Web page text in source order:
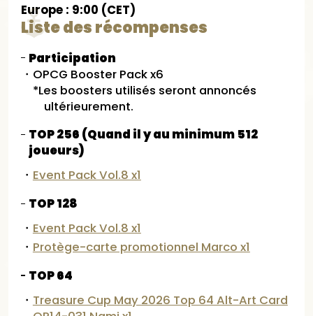
Europe : 9:00 (CET)
Liste des récompenses
Participation
・OPCG Booster Pack x6
*Les boosters utilisés seront annoncés
ultérieurement.
TOP 256 (Quand il y au minimum 512
joueurs)
・ Event Pack Vol.8 x1
TOP 128
・ Event Pack Vol.8 x1
・ Protège-carte promotionnel Marco x1
TOP 64
・ Treasure Cup May 2026 Top 64 Alt-Art Card